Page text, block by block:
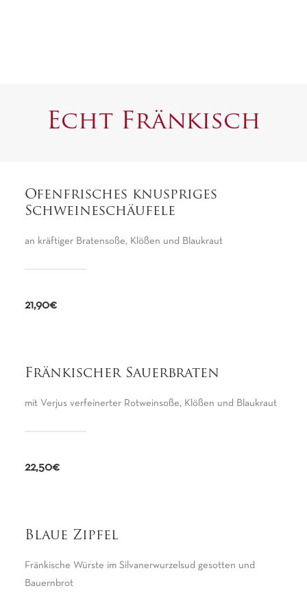
Echt Fränkisch
Ofenfrisches knuspriges
Schweineschäufele
an kräftiger Bratensoße, Klößen und Blaukraut
21,90€
Fränkischer Sauerbraten
mit Verjus verfeinerter Rotweinsoße, Klößen und Blaukraut
22,50€
Blaue Zipfel
Fränkische Würste im Silvanerwurzelsud gesotten und
Bauernbrot